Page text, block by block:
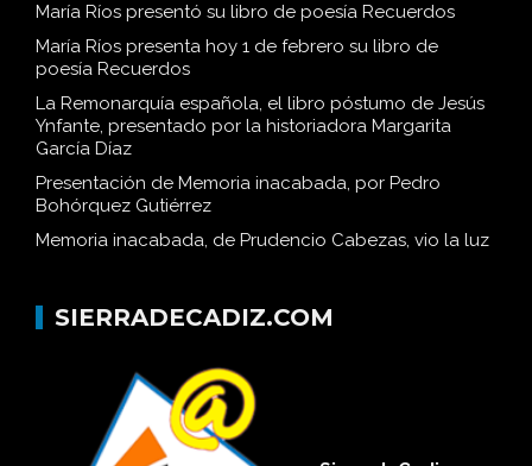
María Ríos presentó su libro de poesía Recuerdos
María Ríos presenta hoy 1 de febrero su libro de
poesía Recuerdos
La Remonarquía española, el libro póstumo de Jesús
Ynfante, presentado por la historiadora Margarita
García Díaz
Presentación de Memoria inacabada, por Pedro
Bohórquez Gutiérrez
Memoria inacabada, de Prudencio Cabezas, vio la luz
SIERRADECADIZ.COM